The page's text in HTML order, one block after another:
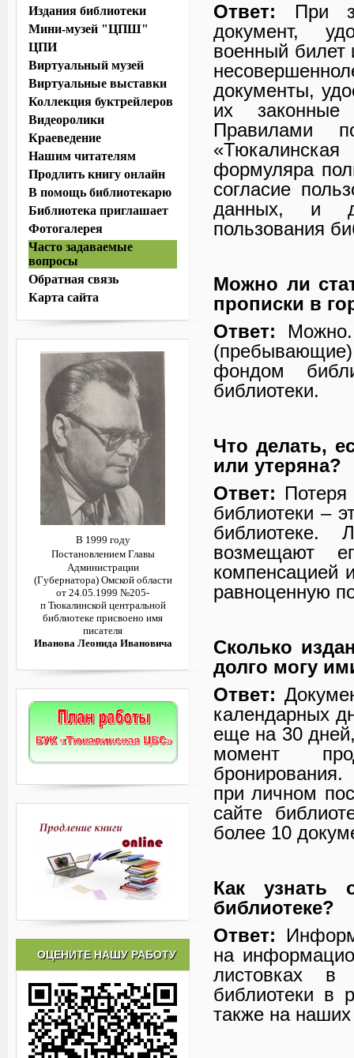
Ответ: При
документ,
военный
документы,
их законные
Правилами
формуляра
согласие
данных, и
пользования
Можно ли
прописки в
Ответ:
(пребывающие)
фондом
библиотеки.
Что делать,
или утеряна?
Ответ:
библиотеки –
библиотеке.
возмещают
компенсацией
равноценную
Сколько
долго могу
Ответ:
календарных
еще на 30
момент
при личном
сайте
более 10
Как узнать
библиотеке?
Ответ:
на
листовках в
библиотеки в
также на
Издания библиотеки
Мини-музей "ЦПШ"
ЦПИ
Виртуальный музей
Виртуальные выставки
Коллекция буктрейлеров
Видеоролики
Краеведение
Нашим читателям
Продлить книгу онлайн
В помощь библиотекарю
Библиотека приглашает
Фотогалерея
Часто задаваемые
вопросы
Обратная связь
Карта сайта
В 1999 году
Постановлением Главы
Администрации
(Губернатора) Омской области
от 24.05.1999 №205-
п Тюкалинской центральной
библиотеке присвоено имя
писателя
Иванова Леонида Ивановича
ОЦЕНИТЕ НАШУ РАБОТУ